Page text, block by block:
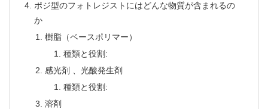
ポジ型のフォトレジストにはどんな物質が含まれるの
か
樹脂（ベースポリマー）
種類と役割:
感光剤 、光酸発生剤
種類と役割:
溶剤